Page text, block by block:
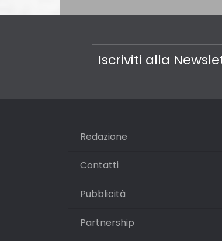
Iscriviti alla
Redazione
Contatti
Pubblicità
Partnership